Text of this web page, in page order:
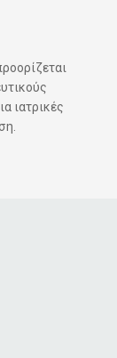
ιατρικές